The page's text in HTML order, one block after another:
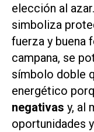
elección al
simboliza
fuerza y buena
campana, se
símbolo doble
energético
negativas y, al
oportunidades